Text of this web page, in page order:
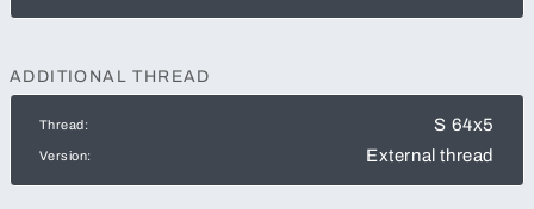
ADDITIONAL THREAD
Thread: S 64x5
Version: External thread